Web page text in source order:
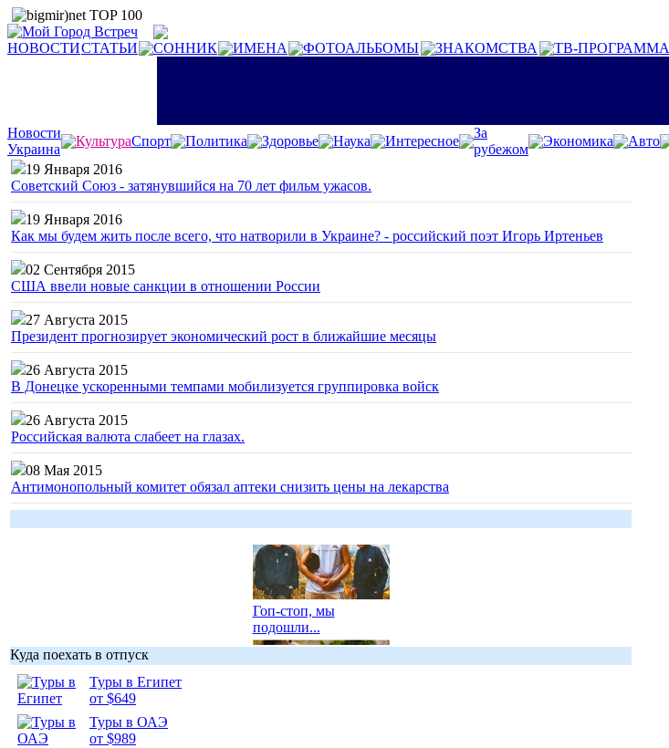
НОВОСТИСТАТЬИ СОННИК ИМЕНА ФОТОАЛЬБОМЫ ЗНАКОМСТВА ТВ-ПРОГРАММА
Новости
Украина
КультураСпорт Политика Здоровье Наука Интересное
За
рубежом
Экономика
Авто
19 Января 2016
Советский Союз - затянувшийся на 70 лет фильм ужасов.
19 Января 2016
Как мы будем жить после всего, что натворили в Украине? - российский поэт Игорь Иртеньев
02 Сентября 2015
США ввели новые санкции в отношении России
27 Августа 2015
Президент прогнозирует экономический рост в ближайшие месяцы
26 Августа 2015
В Донецке ускоренными темпами мобилизуется группировка войск
26 Августа 2015
Российская валюта слабеет на глазах.
08 Мая 2015
Антимонопольный комитет обязал аптеки снизить цены на лекарства
Гоп-стоп, мы
подошли...
Куда поехать в отпуск
Туры в Египет
от $649
Туры в ОАЭ
от $989